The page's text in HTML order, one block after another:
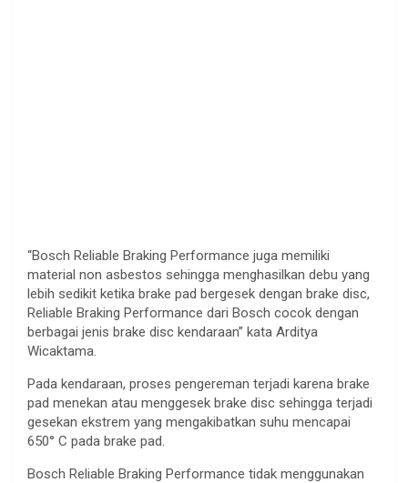
“Bosch Reliable Braking Performance juga memiliki
material non asbestos sehingga menghasilkan debu yang
lebih sedikit ketika brake pad bergesek dengan brake disc,
Reliable Braking Performance dari Bosch cocok dengan
berbagai jenis brake disc kendaraan” kata Arditya
Wicaktama.
Pada kendaraan, proses pengereman terjadi karena brake
pad menekan atau menggesek brake disc sehingga terjadi
gesekan ekstrem yang mengakibatkan suhu mencapai
650° C pada brake pad.
Bosch Reliable Braking Performance tidak menggunakan